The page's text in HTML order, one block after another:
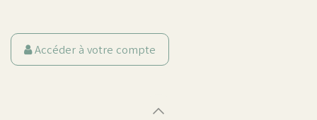
Accéder à votre compte